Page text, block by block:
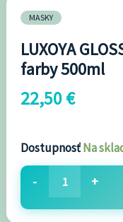
MASKY
LUXOYA
farby 500ml
22,50€
DostupnosťNa
- +